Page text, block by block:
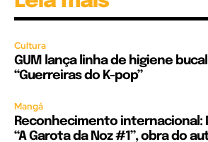
Cultura
GUM lança linha de higiene
“Guerreiras do K-pop”
Mangá
Reconhecimento internacional:
“A Garota da Noz #1”, obra do